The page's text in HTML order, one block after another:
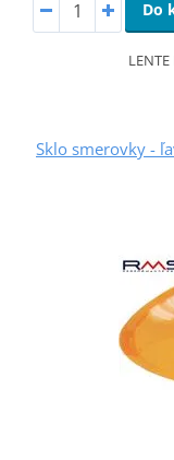
Do
Sklo smerovky -